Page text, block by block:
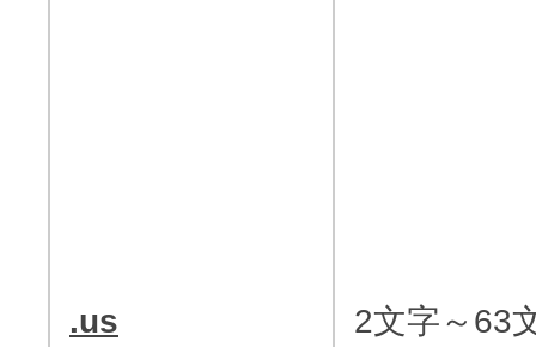
.us 2文字～63